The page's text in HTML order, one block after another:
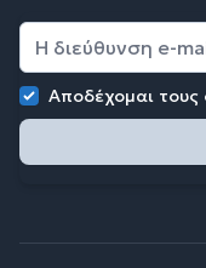
Αποδέχομαι τους